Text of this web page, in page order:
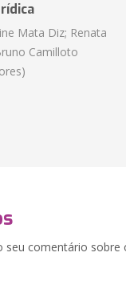
Mata Diz; Renata
Camilloto
seu comentário sobre